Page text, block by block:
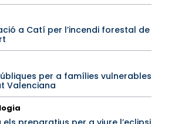
a Catí per l’incendi forestal de
per a famílies vulnerables
Valenciana